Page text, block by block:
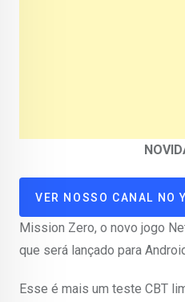
VER NOSSO CANAL NO
Mission Zero, o novo jogo
que será lançado para
Esse é mais um teste CBT